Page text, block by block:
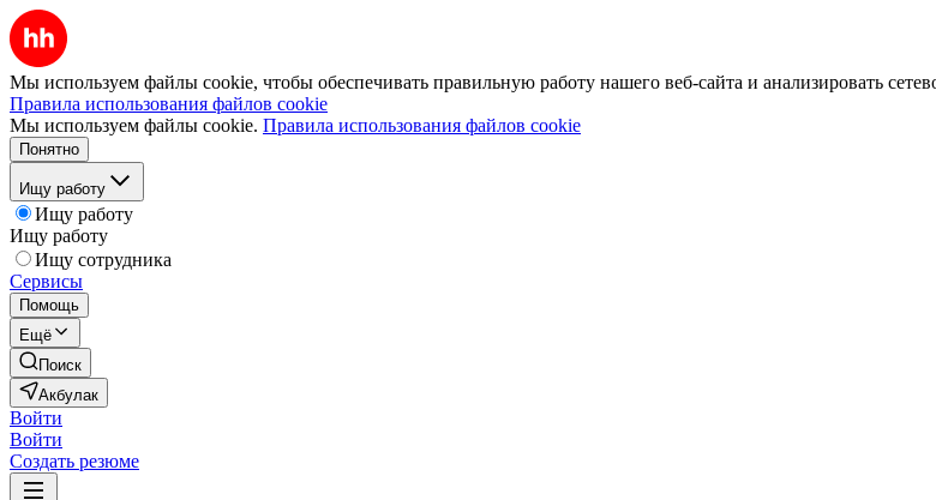
Мы используем файлы cookie, чтобы обеспечивать правильную работу нашего веб-сайта и анализировать
Правила использования файлов cookie
Мы используем файлы cookie. Правила использования файлов cookie
Понятно
Ищу работу
Ищу работу
Ищу работу
Ищу сотрудника
Сервисы
Помощь
Ещё
Поиск
Акбулак
Войти
Войти
Создать резюме